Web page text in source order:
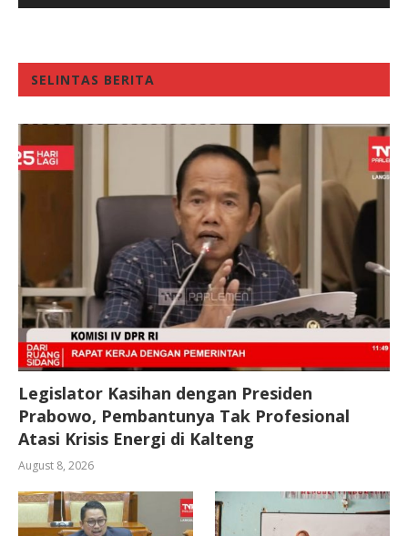
SELINTAS BERITA
Legislator Kasihan dengan Presiden
Prabowo, Pembantunya Tak Profesional
Atasi Krisis Energi di Kalteng
August 8, 2026